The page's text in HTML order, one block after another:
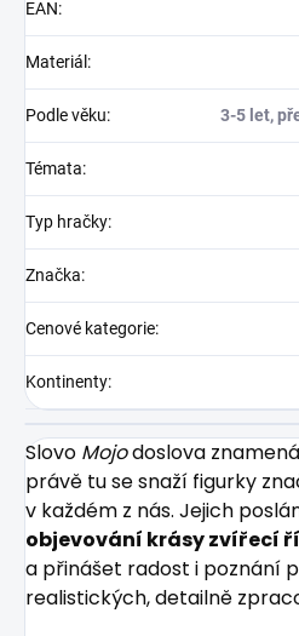
EAN:
Materiál :
Podle věku: 3-5 let,
Témata:
Typ hračky:
Značka:
Cenové kategorie:
Kontinenty:
Slovo Mojodoslova znamená
právě tu se snaží figurky
v každém z nás. Jejich
objevování krásy zvířecí
a přinášet radost i poznání
realistických, detailně